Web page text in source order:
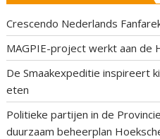
Crescendo Nederlands
MAGPIE-project werkt aan de
De Smaakexpeditie inspireert
eten
Politieke partijen in de
duurzaam beheerplan